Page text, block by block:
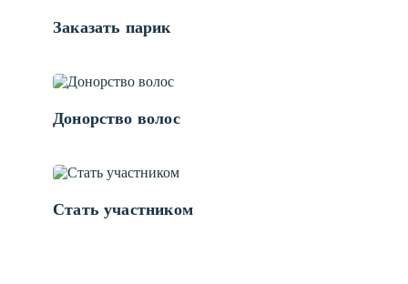
Заказать парик
Донорство волос
Стать участником